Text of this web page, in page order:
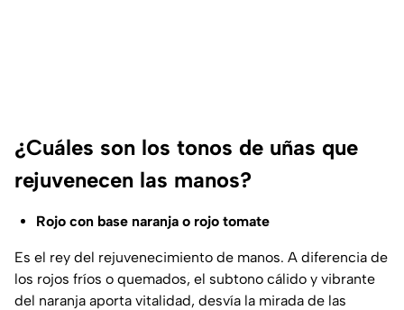
¿Cuáles son los tonos de uñas que
rejuvenecen las manos?
Rojo con base naranja o rojo tomate
Es el rey del rejuvenecimiento de manos. A diferencia de
los rojos fríos o quemados, el subtono cálido y vibrante
del naranja aporta vitalidad, desvía la mirada de las